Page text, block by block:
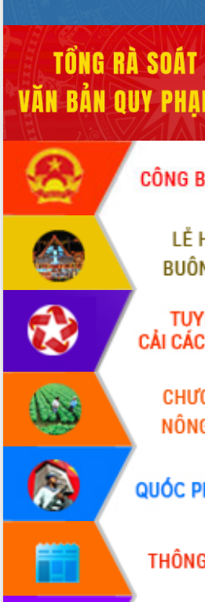
Đề án 06 tạo bước ngoặt đột phá trong
cải cách hành chính tỉnh Đắk Lắk
Kết nối tour, đẩy mạnh chuyển đổi số
để phát triển du lịch Đắk Lắk
Khởi động Dự án Đầu tư xây dựng hạ
tầng kỹ thuật Cụm công nghiệp Tân
Tiến
Gặp mặt các cơ quan báo chí nhân Kỷ
niệm 101 năm Ngày Báo chí Cách
mạng Việt Nam
Đắk Lắk sơ kết 4 năm triển khai thực
hiện Đề án 06 của Chính phủ
Họp báo thông tin về Hội nghị Công bố
Quy hoạch và Xúc tiến đầu tư tỉnh Đắk
Khơi thông điểm nghẽn, đẩy nhanh
giải ngân vốn khắc phục thiên tai
HĐND tỉnh thông qua điều chỉnh Quy
hoạch tỉnh thời kỳ 2021-2030
Hội thảo góp ý hồ sơ điều chỉnh quy
hoạch tỉnh Đắk Lắk thời kỳ 2021-2030,
tầm nhìn đến năm 2050
Nâng cao hiệu quả hoạt động của các
doanh nghiệp nhà nước
Hội nghị triển khai kết nối mạng
truyền số liệu chuyên dùng phục vụ cơ
quan Đảng, Nhà nước
Lễ phát động chuỗi hoạt động chung
tay làm sạch môi trường
Xã Ea Kar bước chuyển mình trong
công tác cải cách hành chính mô hình
UBND tỉnh họp báo định kỳ tháng 4
năm 2026